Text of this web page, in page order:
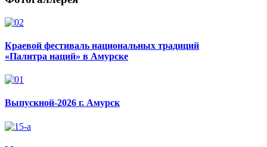
Краевой фестиваль национальных традиций
«Палитра наций» в Амурске
Выпускной-2026 г. Амурск